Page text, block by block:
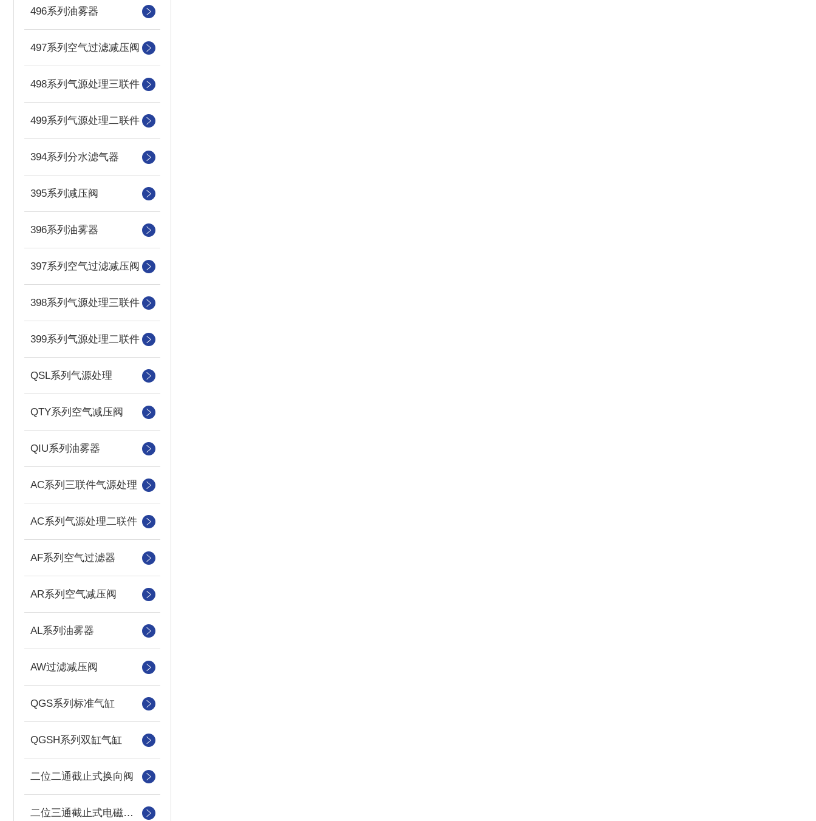
496系列油雾器
497系列空气过滤减压阀
498系列气源处理三联件
499系列气源处理二联件
394系列分水滤气器
395系列减压阀
396系列油雾器
397系列空气过滤减压阀
398系列气源处理三联件
399系列气源处理二联件
QSL系列气源处理
QTY系列空气减压阀
QIU系列油雾器
AC系列三联件气源处理
AC系列气源处理二联件
AF系列空气过滤器
AR系列空气减压阀
AL系列油雾器
AW过滤减压阀
QGS系列标准气缸
QGSH系列双缸气缸
二位二通截止式换向阀
二位三通截止式电磁换向阀